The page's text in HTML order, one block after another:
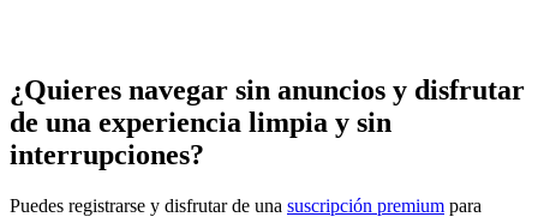
¿Quieres navegar sin anuncios y disfrutar
de una experiencia limpia y sin
interrupciones?
Puedes registrarse y disfrutar de una suscripción premium para